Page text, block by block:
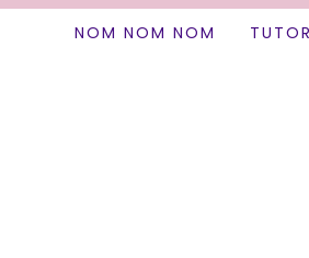
NOM NOM NOM